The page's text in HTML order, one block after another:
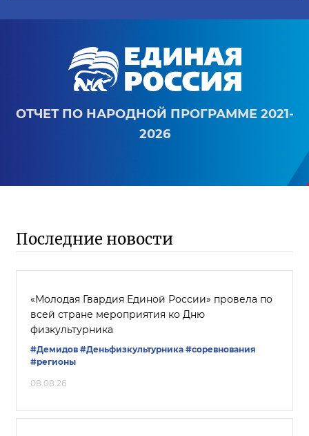
ОТЧЕТ ПО НАРОДНОЙ ПРОГРАММЕ 2021-
2026
Последние новости
«Молодая Гвардия Единой России» провела по
всей стране мероприятия ко Дню
физкультурника
#Демидов #Деньфизкультурника #соревнования
#регионы
08.08.26